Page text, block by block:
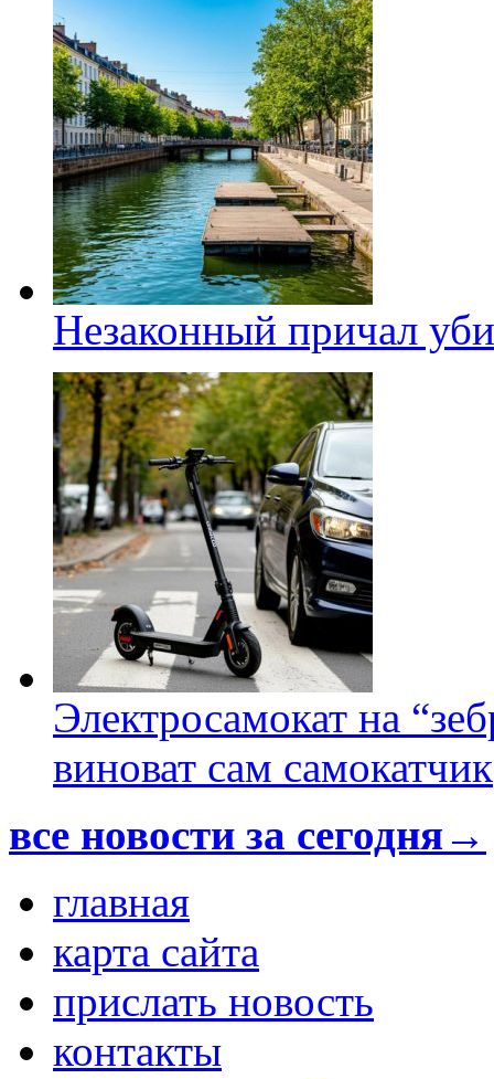
Незаконный причал
Электросамокат на
виноват сам самокатчик
все новости за сегодня→
главная
карта сайта
прислать новость
контакты